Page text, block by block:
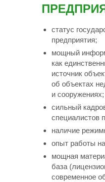
статус
предприятия;
мощный
как
источник
об объектах
и сооружениях;
сильный
специалистов
наличие
опыт работы
мощная
база
современное